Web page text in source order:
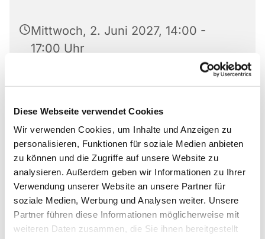
Diese Webseite verwendet Cookies
Wir verwenden Cookies, um Inhalte und Anzeigen zu
personalisieren, Funktionen für soziale Medien anbieten
zu können und die Zugriffe auf unsere Website zu
analysieren. Außerdem geben wir Informationen zu Ihrer
Verwendung unserer Website an unsere Partner für
soziale Medien, Werbung und Analysen weiter. Unsere
Partner führen diese Informationen möglicherweise mit
weiteren Daten zusammen, die Sie ihnen bereitgestellt
Mittwoch, 2. Juni 2027, 14:00 -
17:00 Uhr
Paul-Gerhardt-Haus, Am Abdinghof
Die Gemeinde am Abdinghof und die Diakonie
Paderborn-Höxter e.V. laden herzlich ein in das
Café Abdinghof – ein gemeinsamer Ort der
Begegnung, der sich insbesondere an ältere
Menschen richtet, aber allen Bürgerinnen und
Bürgern offensteht.